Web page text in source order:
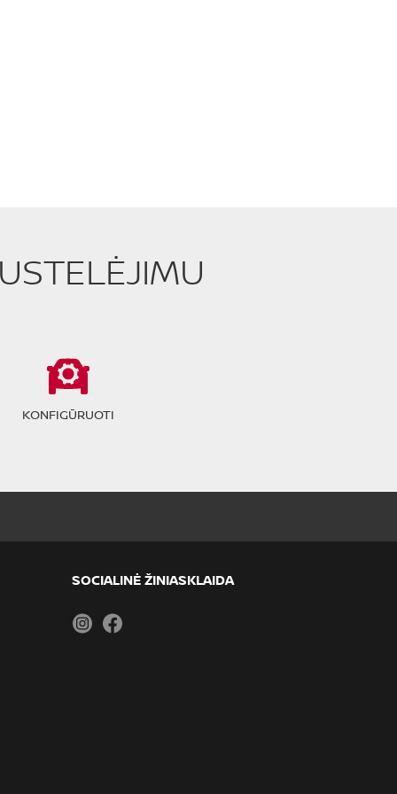
KONFIGŪRUOTI
SOCIALINĖ ŽINIASKLAIDA
Instagram